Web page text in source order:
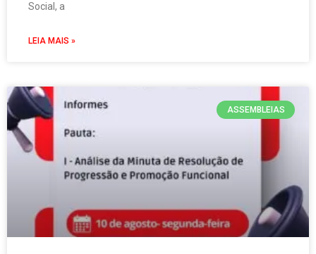
Social, a
LEIA MAIS »
ASSEMBLEIAS